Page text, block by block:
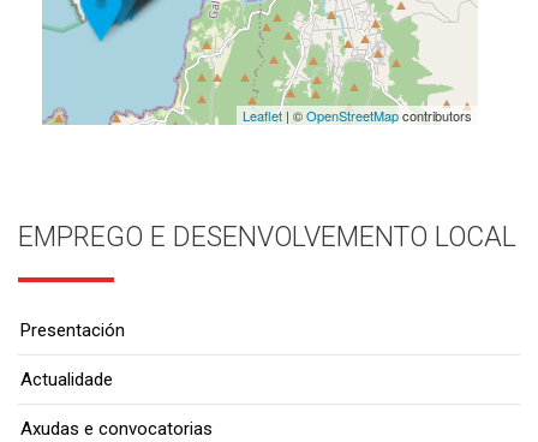
Leaflet| ©OpenStreetMapcontributors
EMPREGO E DESENVOLVEMENTO LOCAL
Presentación
Actualidade
Axudas e convocatorias